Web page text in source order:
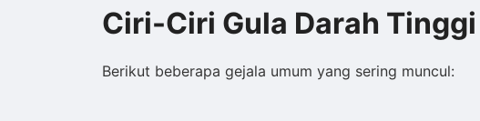
Ciri-Ciri Gula Darah Tinggi
Berikut beberapa gejala umum yang sering muncul: